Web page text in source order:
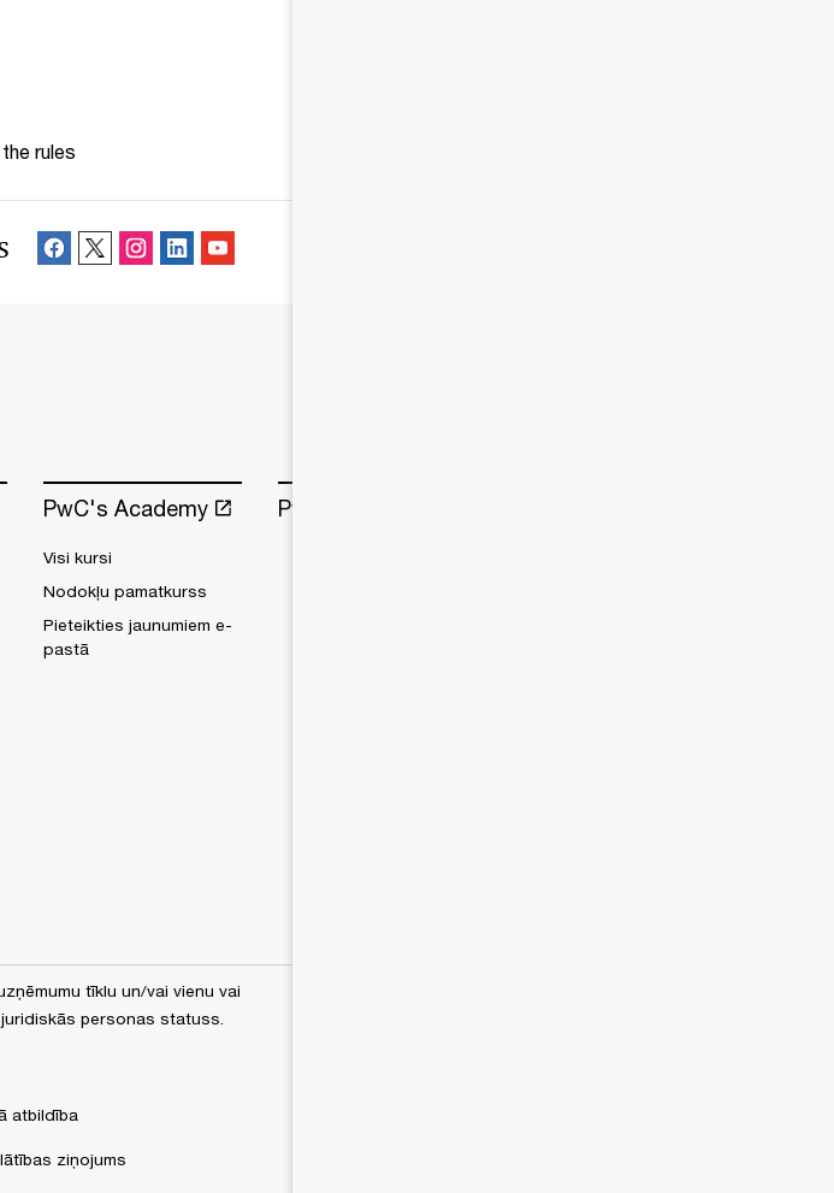
rules
PwC's Academy
Visi kursi
Nodokļu pamatkurss
Pieteikties jaunumiem e-
pastā
PwC Legal
tīklu un/vai vienu vai
personas statuss.
atbildība
ziņojums